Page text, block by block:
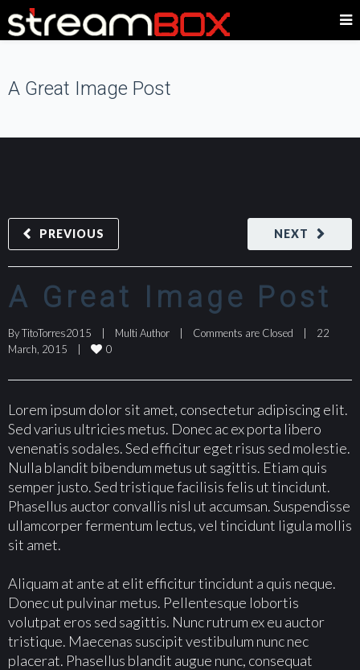
A Great Image Post
NEXT
PREVIOUS
A Great Image Post
By TitoTorres2015 Multi Author Comments are Closed
22
March, 2015
0
Lorem ipsum dolor sit amet, consectetur adipiscing elit.
Sed varius ultricies metus. Donec ac ex porta libero
venenatis sodales. Sed efficitur eget risus sed molestie.
Nulla blandit bibendum metus ut sagittis. Etiam quis
semper justo. Sed tristique facilisis felis ut tincidunt.
Phasellus auctor convallis nisl ut accumsan. Suspendisse
ullamcorper fermentum lectus, vel tincidunt ligula mollis
sit amet.
Aliquam at ante at elit efficitur tincidunt a quis neque.
Donec ut pulvinar metus. Pellentesque lobortis
volutpat eros sed sagittis. Nunc rutrum ex eu auctor
tristique. Maecenas suscipit vestibulum nunc nec
placerat. Phasellus blandit augue nunc, consequat